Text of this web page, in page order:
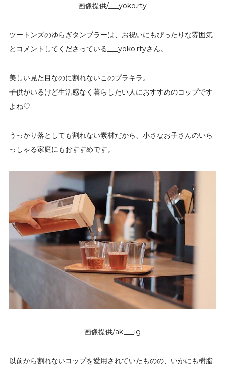
画像提供/___yoko.rty
ツートンズのゆらぎタンブラーは、お祝いにもぴったりな雰囲気
とコメントしてくださっている___yoko.rtyさん。
美しい見た目なのに割れないこのプラキラ。
子供がいるけど生活感なく暮らしたい人におすすめのコップです
よね♡
うっかり落としても割れない素材だから、小さなお子さんのいら
っしゃる家庭にもおすすめです。
画像提供/ak___ig
以前から割れないコップを愛用されていたものの、いかにも樹脂